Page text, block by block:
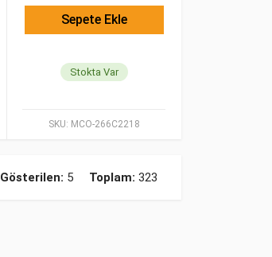
SKU: MCO-266C2218
Sepete Ekle
Stokta Var
Gösterilen: 5 Toplam: 323